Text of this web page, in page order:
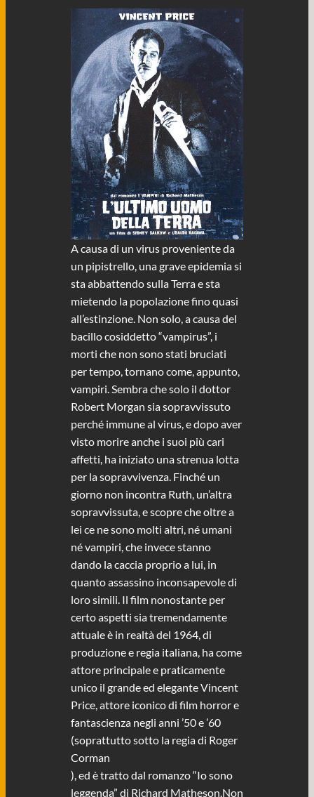
A causa di un virus proveniente da
un pipistrello, una grave epidemia si
sta abbattendo sulla Terra e sta
mietendo la popolazione fino quasi
all’estinzione. Non solo, a causa del
bacillo cosiddetto “vampirus”, i
morti che non sono stati bruciati
per tempo, tornano come, appunto,
vampiri. Sembra che solo il dottor
Robert Morgan sia sopravvissuto
perché immune al virus, e dopo aver
visto morire anche i suoi più cari
affetti, ha iniziato una strenua lotta
per la sopravvivenza. Finché un
giorno non incontra Ruth, un’altra
sopravvissuta, e scopre che oltre a
lei ce ne sono molti altri, né umani
né vampiri, che invece stanno
dando la caccia proprio a lui, in
quanto assassino inconsapevole di
loro simili. Il film nonostante per
certo aspetti sia tremendamente
attuale è in realtà del 1964, di
produzione e regia italiana, ha come
attore principale e praticamente
unico il grande ed elegante Vincent
Price, attore iconico di film horror e
fantascienza negli anni ’50 e ’60
(soprattutto sotto la regia di Roger
Corman
), ed è tratto dal romanzo “Io sono
leggenda” di Richard Matheson.Non